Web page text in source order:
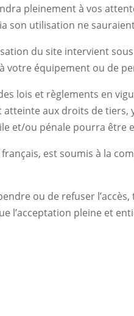
pleinement à vos
son utilisation ne
du site intervient
votre équipement ou de
lois et règlements en
aux droits de
et/ou pénale pourra être
est soumis à la
ou de refuser
l’acceptation pleine et